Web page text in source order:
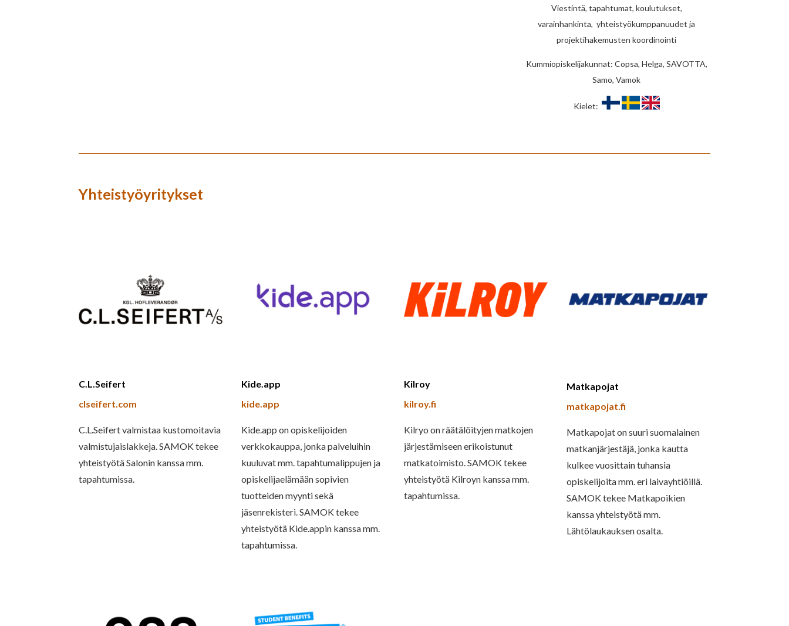
Viestintä, tapahtumat, koulutukset,
varainhankinta, yhteistyökumppanuudet ja
projektihakemusten koordinointi
Kummiopiskelijakunnat: Copsa, Helga, SAVOTTA,
Samo, Vamok
Kielet:
Yhteistyöyritykset
C.L.Seifert
clseifert.com
C.L.Seifert valmistaa kustomoitavia
valmistujaislakkeja. SAMOK tekee
yhteistyötä Salonin kanssa mm.
tapahtumissa.
Kide.app
kide.app
Kide.app on opiskelijoiden
verkkokauppa, jonka palveluihin
kuuluvat mm. tapahtumalippujen ja
opiskelijaelämään sopivien
tuotteiden myynti sekä
jäsenrekisteri. SAMOK tekee
yhteistyötä Kide.appin kanssa mm.
tapahtumissa.
Kilroy
kilroy.fi
Kilryo on räätälöityjen matkojen
järjestämiseen erikoistunut
matkatoimisto. SAMOK tekee
yhteistyötä Kilroyn kanssa mm.
tapahtumissa.
Matkapojat
matkapojat.fi
Matkapojat on suuri suomalainen
matkanjärjestäjä, jonka kautta
kulkee vuosittain tuhansia
opiskelijoita mm. eri laivayhtiöillä.
SAMOK tekee Matkapoikien
kanssa yhteistyötä mm.
Lähtölaukauksen osalta.